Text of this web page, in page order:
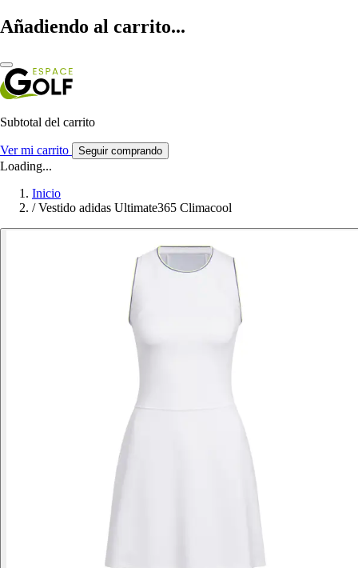
Añadiendo al carrito...
Subtotal del carrito
Ver mi carrito Seguir comprando
Loading...
Inicio
/ Vestido adidas Ultimate365 Climacool